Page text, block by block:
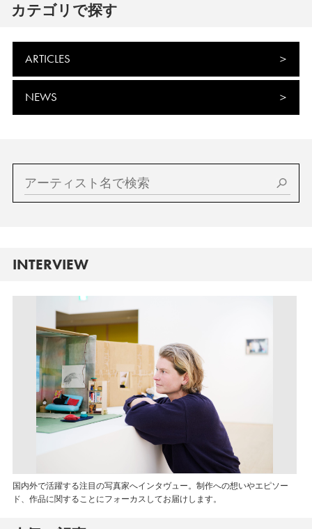
カテゴリで探す
ARTICLES
NEWS
INTERVIEW
国内外で活躍する注目の写真家へインタヴュー。制作への想いやエピソー
ド、作品に関することにフォーカスしてお届けします。